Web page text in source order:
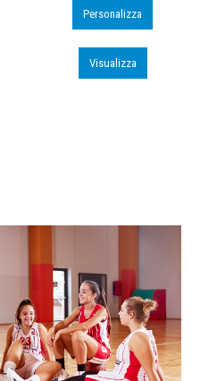
Personalizza
Visualizza